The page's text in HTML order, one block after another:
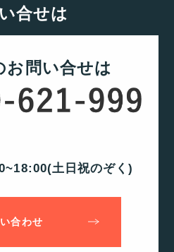
合せは
お問い合せは
土日祝のぞく)
合わせ